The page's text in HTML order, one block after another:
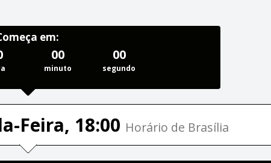
em:
00
minuto
00
segundo
Feira, 18:00 Horário de Brasília